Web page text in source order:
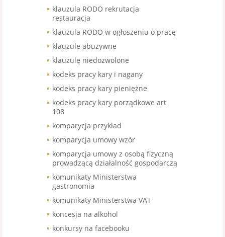
klauzula RODO rekrutacja
restauracja
klauzula RODO w ogłoszeniu o pracę
klauzule abuzywne
klauzulę niedozwolone
kodeks pracy kary i nagany
kodeks pracy kary pieniężne
kodeks pracy kary porządkowe art
108
komparycja przykład
komparycja umowy wzór
komparycja umowy z osobą fizyczną
prowadzącą działalność gospodarczą
komunikaty Ministerstwa
gastronomia
komunikaty Ministerstwa VAT
koncesja na alkohol
konkursy na facebooku